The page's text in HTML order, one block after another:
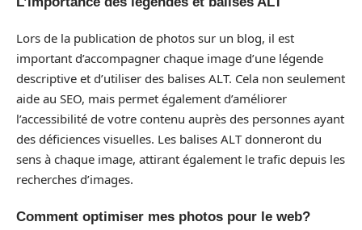
Lors de la publication de photos sur un blog, il est
important d’accompagner chaque image d’une légende
descriptive et d’utiliser des balises ALT. Cela non seulement
aide au SEO, mais permet également d’améliorer
l’accessibilité de votre contenu auprès des personnes ayant
des déficiences visuelles. Les balises ALT donneront du
sens à chaque image, attirant également le trafic depuis les
recherches d’images.
Comment optimiser mes photos pour le web?